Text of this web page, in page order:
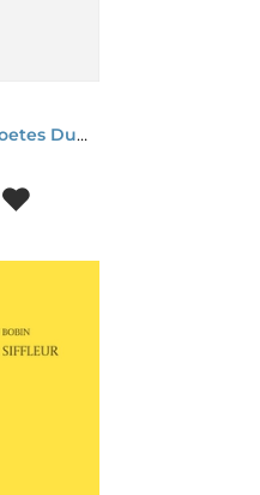
Pochettes Poetes Du Monde